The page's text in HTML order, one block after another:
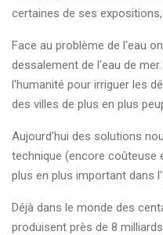
certaines de ses
Face au problème de l'eau
dessalement de l'eau de
l'humanité pour irriguer les
des villes de plus en plus
Aujourd'hui des solutions
technique (encore coûteuse
plus en plus important dans
Déjà dans le monde des
produisent près de 8